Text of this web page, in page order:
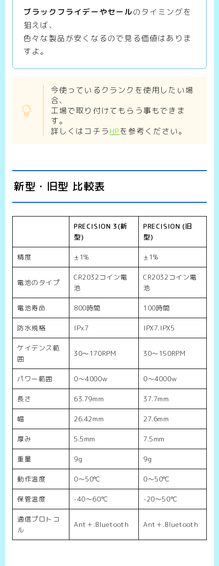
ブラックフライデーやセールのタイミングを
狙えば、
色々な製品が安くなるので見る価値はありま
すよ。
今使っているクランクを使用したい場
合、
工場で取り付けてもらう事もできま
す。
詳しくはコチラHPを参考ください。
新型・旧型 比較表
PRECISION 3(新
型)
PRECISION (旧
型)
精度 ±1% ±1%
電池のタイプ
CR2032コイン電
池
CR2032コイン電
池
電池寿命 800時間 100時間
防水規格 IPx7 IPX7.IPX5
ケイデンス範
囲
30～170RPM 30～150RPM
パワー範囲 0～4000w 0～4000w
長さ 63.79mm 37.7mm
幅 26.42mm 27.6mm
厚み 5.5mm 7.5mm
重量 9g 9g
動作温度 0～50℃ 0～50℃
保管温度 -40～60℃ -20～50℃
通信プロトコ
ル
Ant＋.Bluetooth Ant＋.Bluetooth